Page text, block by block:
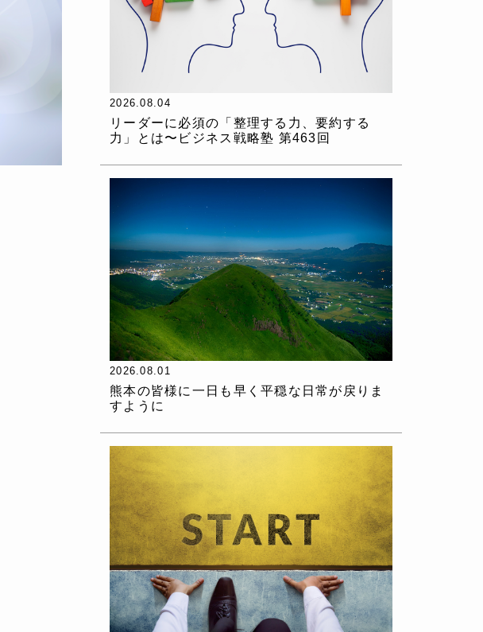
2026.08.04
リーダーに必須の「整理する力、要約する
力」とは〜ビジネス戦略塾 第463回
2026.08.01
熊本の皆様に一日も早く平穏な日常が戻りま
すように